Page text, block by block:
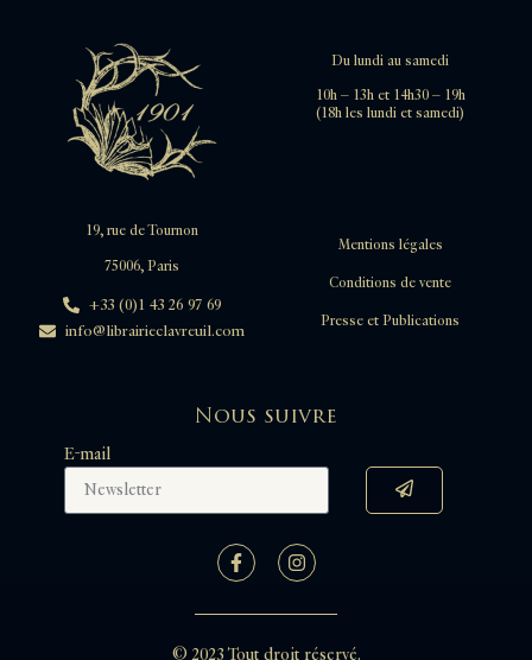
Du lundi au samedi
10h – 13h et 14h30 – 19h
(18h les lundi et samedi)
19, rue de Tournon
75006, Paris
+33 (0)1 43 26 97 69
info@librairieclavreuil.com
Mentions légales
Conditions de vente
Presse et Publications
Nous suivre
E-mail
© 2023 Tout droit réservé.